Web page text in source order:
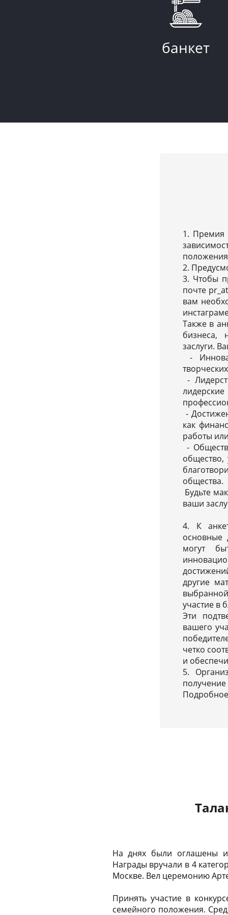
банкет
1. Премия
2.
3. Чтобы
почте
вам
Также в
бизнеса,
заслуги.
-
-
-
как
работы
-
общество,
общества.
Будьте
ваши
4. К
основные
могут
другие
участие в
Эти
вашего
четко
и
5.
получение
На днях были оглашены
Награды вручали в 4
Москве. Вел церемонию
Принять участие в
семейного положения.